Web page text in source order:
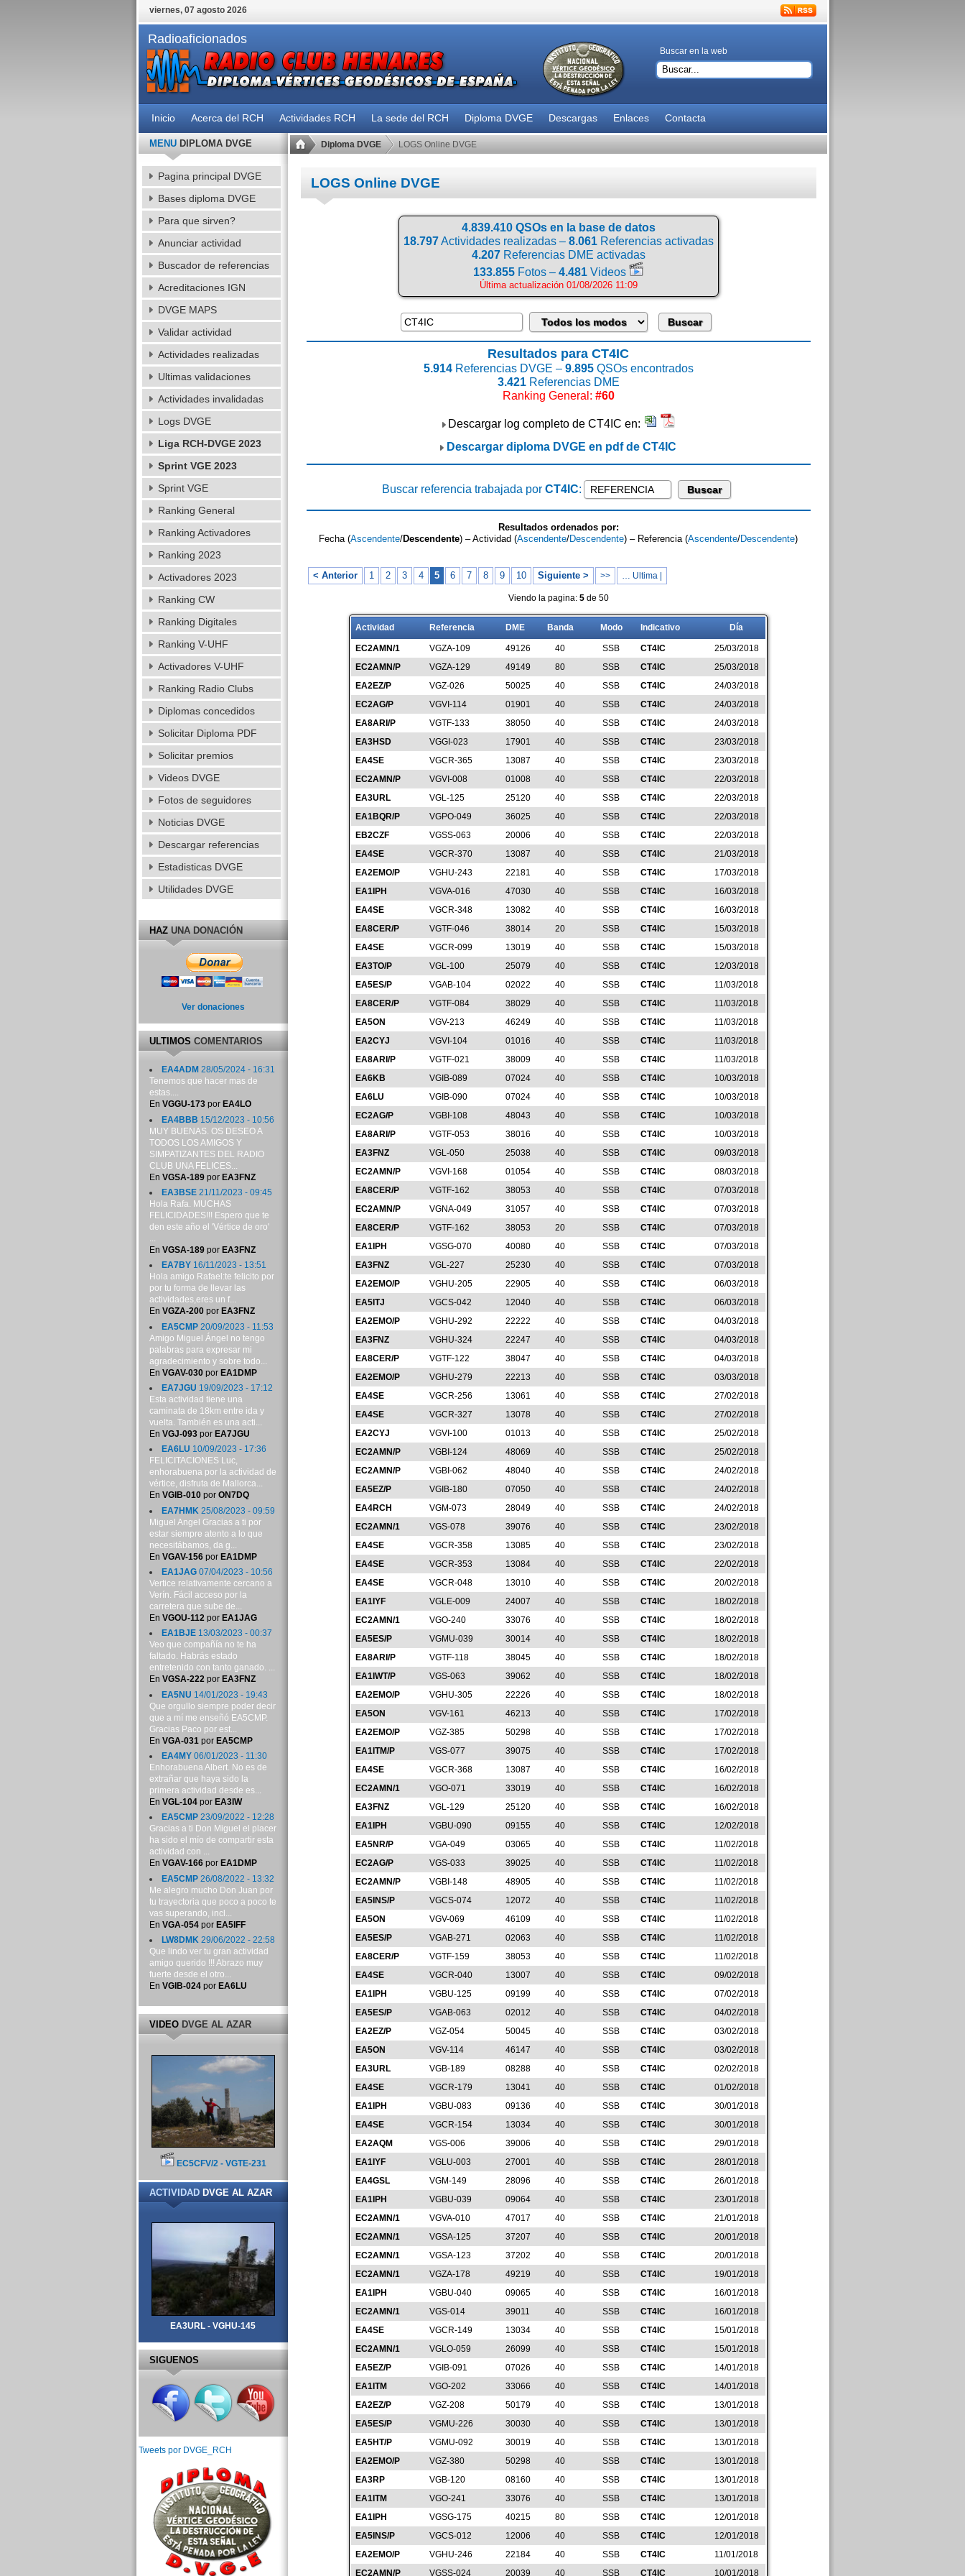
viernes, 07 agosto 2026
Radioaficionados
Buscar en la web
Inicio Acerca del RCH Actividades RCH La sede del RCH Diploma DVGE Descargas Enlaces Contacta
Diploma DVGE LOGS Online DVGE
LOGS Online DVGE
4.839.410 QSOs en la base de datos
18.797Actividades realizadas – 8.061Referencias activadas
4.207Referencias DME activadas
133.855 Fotos – 4.481 Videos
Última actualización 01/08/2026 11:09
Resultados para CT4IC
5.914Referencias DVGE – 9.895QSOs encontrados
3.421Referencias DME
Ranking General: #60
Descargar log completo de CT4IC en:
Descargar diploma DVGE en pdf de CT4IC
Buscar referencia trabajada por CT4IC:
Resultados ordenados por:
Fecha (Ascendente/Descendente) – Actividad (Ascendente/Descendente) – Referencia (Ascendente/Descendente)
< Anterior 1 2 3 4 5 6 7 8 9 10 Siguiente > >> … Ultima |
Viendo la pagina: 5de 50
Actividad Referencia DME Banda Modo Indicativo Día
EC2AMN/1 VGZA-109 49126 40 SSB CT4IC
25/03/2018
EC2AMN/P
VGZA-129 49149 80 SSB CT4IC
25/03/2018
EA2EZ/P
VGZ-026 50025 40 SSB CT4IC
24/03/2018
EC2AG/P
VGVI-114 01901 40 SSB CT4IC
24/03/2018
EA8ARI/P
VGTF-133 38050 40 SSB CT4IC
24/03/2018
EA3HSD
VGGI-023 17901 40 SSB CT4IC
23/03/2018
EA4SE
VGCR-365 13087 40 SSB CT4IC
23/03/2018
EC2AMN/P
VGVI-008 01008 40 SSB CT4IC
22/03/2018
EA3URL
VGL-125 25120 40 SSB CT4IC
22/03/2018
EA1BQR/P
VGPO-049 36025 40 SSB CT4IC
22/03/2018
EB2CZF
VGSS-063 20006 40 SSB CT4IC
22/03/2018
EA4SE
VGCR-370 13087 40 SSB CT4IC
21/03/2018
EA2EMO/P
VGHU-243 22181 40 SSB CT4IC
17/03/2018
EA1IPH
VGVA-016 47030 40 SSB CT4IC
16/03/2018
EA4SE
VGCR-348 13082 40 SSB CT4IC
16/03/2018
EA8CER/P
VGTF-046 38014 20 SSB CT4IC
15/03/2018
EA4SE
VGCR-099 13019 40 SSB CT4IC
15/03/2018
EA3TO/P
VGL-100 25079 40 SSB CT4IC
12/03/2018
EA5ES/P
VGAB-104 02022 40 SSB CT4IC
11/03/2018
EA8CER/P
VGTF-084 38029 40 SSB CT4IC
11/03/2018
EA5ON
VGV-213 46249 40 SSB CT4IC
11/03/2018
EA2CYJ
VGVI-104 01016 40 SSB CT4IC
11/03/2018
EA8ARI/P
VGTF-021 38009 40 SSB CT4IC
11/03/2018
EA6KB
VGIB-089 07024 40 SSB CT4IC
10/03/2018
EA6LU
VGIB-090 07024 40 SSB CT4IC
10/03/2018
EC2AG/P
VGBI-108 48043 40 SSB CT4IC
10/03/2018
EA8ARI/P
VGTF-053 38016 40 SSB CT4IC
10/03/2018
EA3FNZ
VGL-050 25038 40 SSB CT4IC
09/03/2018
EC2AMN/P
VGVI-168 01054 40 SSB CT4IC
08/03/2018
EA8CER/P
VGTF-162 38053 40 SSB CT4IC
07/03/2018
EC2AMN/P
VGNA-049 31057 40 SSB CT4IC
07/03/2018
EA8CER/P
VGTF-162 38053 20 SSB CT4IC
07/03/2018
EA1IPH
VGSG-070 40080 40 SSB CT4IC
07/03/2018
EA3FNZ
VGL-227 25230 40 SSB CT4IC
07/03/2018
EA2EMO/P
VGHU-205 22905 40 SSB CT4IC
06/03/2018
EA5ITJ
VGCS-042 12040 40 SSB CT4IC
06/03/2018
EA2EMO/P
VGHU-292 22222 40 SSB CT4IC
04/03/2018
EA3FNZ
VGHU-324 22247 40 SSB CT4IC
04/03/2018
EA8CER/P
VGTF-122 38047 40 SSB CT4IC
04/03/2018
EA2EMO/P
VGHU-279 22213 40 SSB CT4IC
03/03/2018
EA4SE
VGCR-256 13061 40 SSB CT4IC
27/02/2018
EA4SE
VGCR-327 13078 40 SSB CT4IC
27/02/2018
EA2CYJ
VGVI-100 01013 40 SSB CT4IC
25/02/2018
EC2AMN/P
VGBI-124 48069 40 SSB CT4IC
25/02/2018
EC2AMN/P
VGBI-062 48040 40 SSB CT4IC
24/02/2018
EA5EZ/P
VGIB-180 07050 40 SSB CT4IC
24/02/2018
EA4RCH
VGM-073 28049 40 SSB CT4IC
24/02/2018
EC2AMN/1
VGS-078 39076 40 SSB CT4IC
23/02/2018
EA4SE
VGCR-358 13085 40 SSB CT4IC
23/02/2018
EA4SE
VGCR-353 13084 40 SSB CT4IC
22/02/2018
EA4SE
VGCR-048 13010 40 SSB CT4IC
20/02/2018
EA1IYF
VGLE-009 24007 40 SSB CT4IC
18/02/2018
EC2AMN/1
VGO-240 33076 40 SSB CT4IC
18/02/2018
EA5ES/P
VGMU-039 30014 40 SSB CT4IC
18/02/2018
EA8ARI/P
VGTF-118 38045 40 SSB CT4IC
18/02/2018
EA1IWT/P
VGS-063 39062 40 SSB CT4IC
18/02/2018
EA2EMO/P
VGHU-305 22226 40 SSB CT4IC
18/02/2018
EA5ON
VGV-161 46213 40 SSB CT4IC
17/02/2018
EA2EMO/P
VGZ-385 50298 40 SSB CT4IC
17/02/2018
EA1ITM/P
VGS-077 39075 40 SSB CT4IC
17/02/2018
EA4SE
VGCR-368 13087 40 SSB CT4IC
16/02/2018
EC2AMN/1
VGO-071 33019 40 SSB CT4IC
16/02/2018
EA3FNZ
VGL-129 25120 40 SSB CT4IC
16/02/2018
EA1IPH
VGBU-090 09155 40 SSB CT4IC
12/02/2018
EA5NR/P
VGA-049 03065 40 SSB CT4IC
11/02/2018
EC2AG/P
VGS-033 39025 40 SSB CT4IC
11/02/2018
EC2AMN/P
VGBI-148 48905 40 SSB CT4IC
11/02/2018
EA5INS/P
VGCS-074 12072 40 SSB CT4IC
11/02/2018
EA5ON
VGV-069 46109 40 SSB CT4IC
11/02/2018
EA5ES/P
VGAB-271 02063 40 SSB CT4IC
11/02/2018
EA8CER/P
VGTF-159 38053 40 SSB CT4IC
11/02/2018
EA4SE
VGCR-040 13007 40 SSB CT4IC
09/02/2018
EA1IPH
VGBU-125 09199 40 SSB CT4IC
07/02/2018
EA5ES/P
VGAB-063 02012 40 SSB CT4IC
04/02/2018
EA2EZ/P
VGZ-054 50045 40 SSB CT4IC
03/02/2018
EA5ON
VGV-114 46147 40 SSB CT4IC
03/02/2018
EA3URL
VGB-189 08288 40 SSB CT4IC
02/02/2018
EA4SE
VGCR-179 13041 40 SSB CT4IC
01/02/2018
EA1IPH
VGBU-083 09136 40 SSB CT4IC
30/01/2018
EA4SE
VGCR-154 13034 40 SSB CT4IC
30/01/2018
EA2AQM
VGS-006 39006 40 SSB CT4IC
29/01/2018
EA1IYF
VGLU-003 27001 40 SSB CT4IC
28/01/2018
EA4GSL
VGM-149 28096 40 SSB CT4IC
26/01/2018
EA1IPH
VGBU-039 09064 40 SSB CT4IC
23/01/2018
EC2AMN/1
VGVA-010 47017 40 SSB CT4IC
21/01/2018
EC2AMN/1
VGSA-125 37207 40 SSB CT4IC
20/01/2018
EC2AMN/1
VGSA-123 37202 40 SSB CT4IC
20/01/2018
EC2AMN/1
VGZA-178 49219 40 SSB CT4IC
19/01/2018
EA1IPH
VGBU-040 09065 40 SSB CT4IC
16/01/2018
EC2AMN/1
VGS-014 39011 40 SSB CT4IC
16/01/2018
EA4SE
VGCR-149 13034 40 SSB CT4IC
15/01/2018
EC2AMN/1
VGLO-059 26099 40 SSB CT4IC
15/01/2018
EA5EZ/P
VGIB-091 07026 40 SSB CT4IC
14/01/2018
EA1ITM
VGO-202 33066 40 SSB CT4IC
14/01/2018
EA2EZ/P
VGZ-208 50179 40 SSB CT4IC
13/01/2018
EA5ES/P
VGMU-226 30030 40 SSB CT4IC
13/01/2018
EA5HT/P
VGMU-092 30019 40 SSB CT4IC
13/01/2018
EA2EMO/P
VGZ-380 50298 40 SSB CT4IC
13/01/2018
EA3RP
VGB-120 08160 40 SSB CT4IC
13/01/2018
EA1ITM
VGO-241 33076 40 SSB CT4IC
13/01/2018
EA1IPH
VGSG-175 40215 80 SSB CT4IC
12/01/2018
EA5INS/P
VGCS-012 12006 40 SSB CT4IC
12/01/2018
EA2EMO/P
VGHU-246 22184 40 SSB CT4IC
11/01/2018
EC2AMN/P
VGSS-024 20039 40 SSB CT4IC 10/01/2018
MENUDIPLOMA DVGE
Pagina principal DVGE
Bases diploma DVGE
Para que sirven?
Anunciar actividad
Buscador de referencias
Acreditaciones IGN
DVGE MAPS
Validar actividad
Actividades realizadas
Ultimas validaciones
Actividades invalidadas
Logs DVGE
Liga RCH-DVGE 2023
Sprint VGE 2023
Sprint VGE
Ranking General
Ranking Activadores
Ranking 2023
Activadores 2023
Ranking CW
Ranking Digitales
Ranking V-UHF
Activadores V-UHF
Ranking Radio Clubs
Diplomas concedidos
Solicitar Diploma PDF
Solicitar premios
Videos DVGE
Fotos de seguidores
Noticias DVGE
Descargar referencias
Estadisticas DVGE
Utilidades DVGE
HAZUNA DONACIÓN
Ver donaciones
ULTIMOSCOMENTARIOS
EA4ADM 28/05/2024 - 16:31
Tenemos que hacer mas de
estas....
En VGGU-173por EA4LO
EA4BBB 15/12/2023 - 10:56
MUY BUENAS. OS DESEO A
TODOS LOS AMIGOS Y
SIMPATIZANTES DEL RADIO
CLUB UNA FELICES...
En VGSA-189por EA3FNZ
EA3BSE21/11/2023 - 09:45
Hola Rafa. MUCHAS
FELICIDADES!!! Espero que te
den este año el 'Vértice de oro'
...
En VGSA-189por EA3FNZ
EA7BY16/11/2023 - 13:51
Hola amigo Rafael:te felicito por
por tu forma de llevar las
actividades,eres un f...
En VGZA-200por EA3FNZ
EA5CMP20/09/2023 - 11:53
Amigo Miguel Ángel no tengo
palabras para expresar mi
agradecimiento y sobre todo...
En VGAV-030por EA1DMP
EA7JGU 19/09/2023 - 17:12
Esta actividad tiene una
caminata de 18km entre ida y
vuelta. También es una acti...
En VGJ-093por EA7JGU
EA6LU 10/09/2023 - 17:36
FELICITACIONES Luc,
enhorabuena por la actividad de
vértice, disfruta de Mallorca...
En VGIB-010por ON7DQ
EA7HMK 25/08/2023 - 09:59
Miguel Angel Gracias a ti por
estar siempre atento a lo que
necesitábamos, da g...
En VGAV-156por EA1DMP
EA1JAG07/04/2023 - 10:56
Vertice relativamente cercano a
Verín. Fácil acceso por la
carretera que sube de...
En VGOU-112por EA1JAG
EA1BJE13/03/2023 - 00:37
Veo que compañía no te ha
faltado. Habrás estado
entretenido con tanto ganado. ...
En VGSA-222por EA3FNZ
EA5NU 14/01/2023 - 19:43
Que orgullo siempre poder decir
que a mí me enseñó EA5CMP.
Gracias Paco por est...
En VGA-031 por EA5CMP
EA4MY06/01/2023 - 11:30
Enhorabuena Albert. No es de
extrañar que haya sido la
primera actividad desde es...
En VGL-104por EA3IW
EA5CMP23/09/2022 - 12:28
Gracias a ti Don Miguel el placer
ha sido el mío de compartir esta
actividad con ...
En VGAV-166por EA1DMP
EA5CMP26/08/2022 - 13:32
Me alegro mucho Don Juan por
tu trayectoria que poco a poco te
vas superando, incl...
En VGA-054por EA5IFF
LW8DMK29/06/2022 - 22:58
Que lindo ver tu gran actividad
amigo querido !!! Abrazo muy
fuerte desde el otro...
En VGIB-024por EA6LU
VIDEODVGE AL AZAR
EC5CFV/2 - VGTE-231
ACTIVIDADDVGE AL AZAR
EA3URL - VGHU-145
SIGUENOS
Tweets por DVGE_RCH